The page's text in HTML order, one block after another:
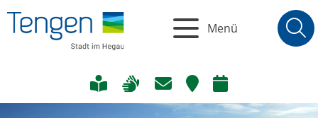
Menü